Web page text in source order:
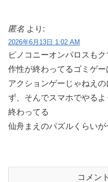
匿名 より:
2026年6月13日 1:02 AM
ピノコニーオンパロスも
作性が終わってるゴミゲー
アクションゲーじゃねえ
ず、そんでスマホでやる
終わってる
仙舟まえのパズルくらい
コメン